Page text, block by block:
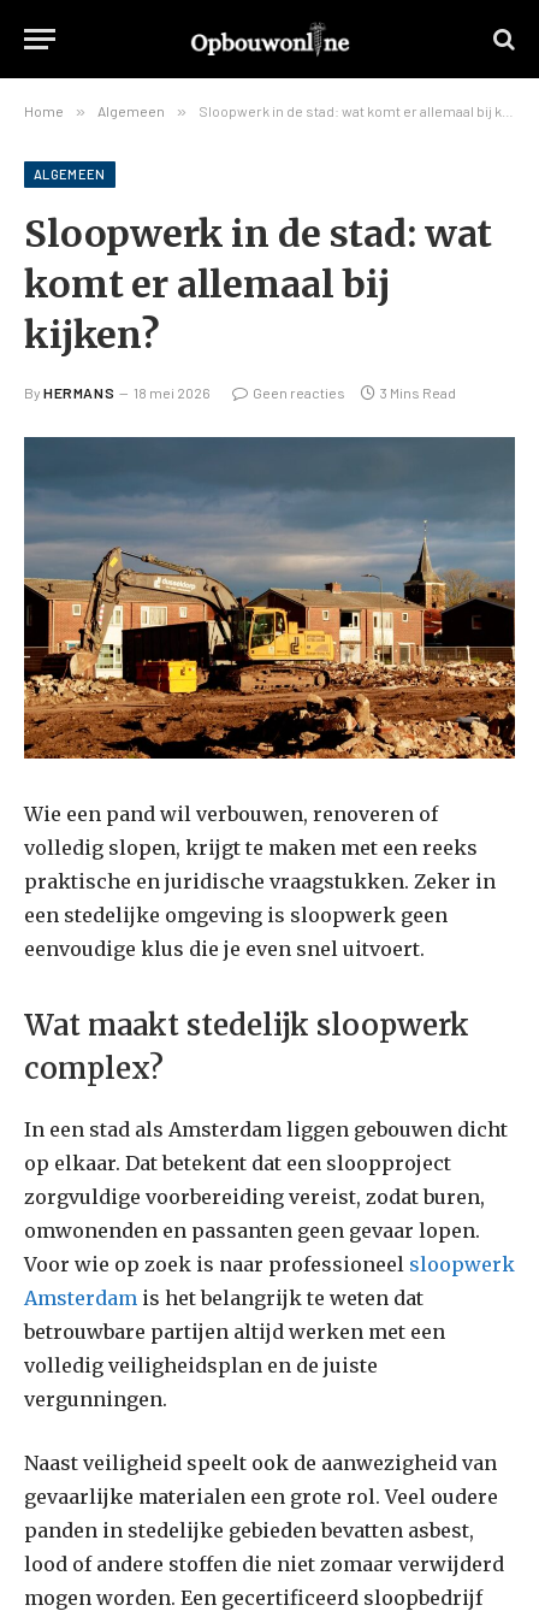
Home » Algemeen » Sloopwerk in de stad: wat komt er allemaal bij kijken?
ALGEMEEN
Sloopwerk in de stad: wat
komt er allemaal bij
kijken?
By HERMANS 18 mei 2026 Geen reacties 3 Mins Read
Wie een pand wil verbouwen, renoveren of
volledig slopen, krijgt te maken met een reeks
praktische en juridische vraagstukken. Zeker in
een stedelijke omgeving is sloopwerk geen
eenvoudige klus die je even snel uitvoert.
Wat maakt stedelijk sloopwerk
complex?
In een stad als Amsterdam liggen gebouwen dicht
op elkaar. Dat betekent dat een sloopproject
zorgvuldige voorbereiding vereist, zodat buren,
omwonenden en passanten geen gevaar lopen.
Voor wie op zoek is naar professioneel sloopwerk
Amsterdam is het belangrijk te weten dat
betrouwbare partijen altijd werken met een
volledig veiligheidsplan en de juiste
vergunningen.
Naast veiligheid speelt ook de aanwezigheid van
gevaarlijke materialen een grote rol. Veel oudere
panden in stedelijke gebieden bevatten asbest,
lood of andere stoffen die niet zomaar verwijderd
mogen worden. Een gecertificeerd sloopbedrijf